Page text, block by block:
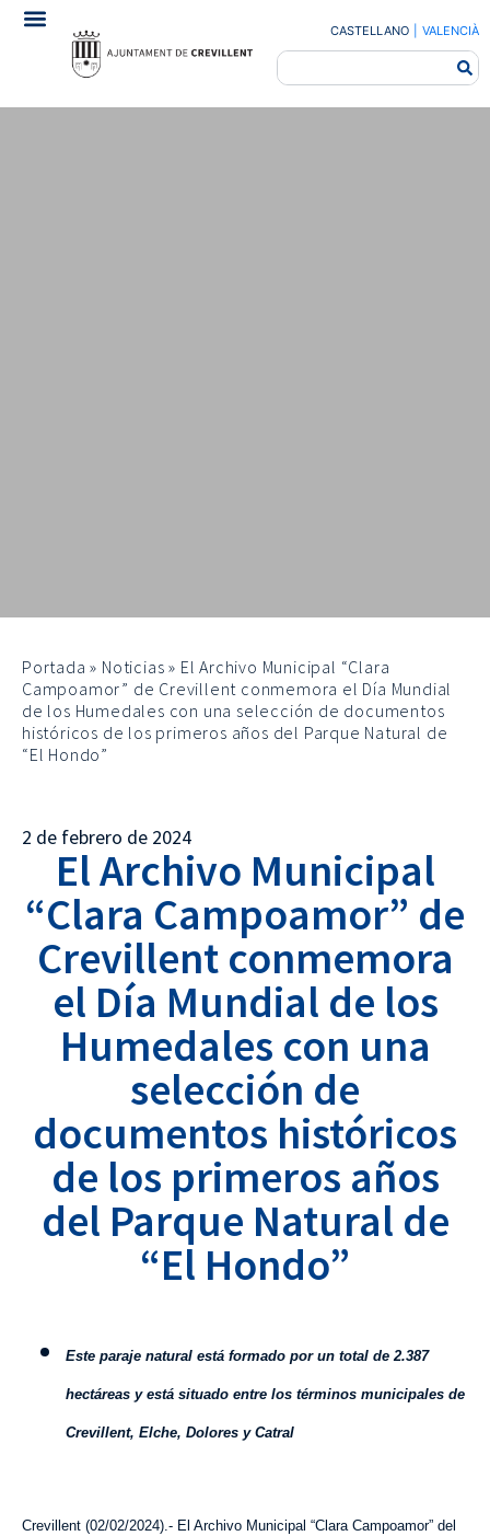
CASTELLANO VALENCIÀ
Portada » Noticias » El Archivo Municipal “Clara
Campoamor” de Crevillent conmemora el Día Mundial
de los Humedales con una selección de documentos
históricos de los primeros años del Parque Natural de
“El Hondo”
2 de febrero de 2024
El Archivo Municipal
“Clara Campoamor” de
Crevillent conmemora
el Día Mundial de los
Humedales con una
selección de
documentos históricos
de los primeros años
del Parque Natural de
“El Hondo”
Este paraje natural está formado por un total de 2.387
hectáreas y está situado entre los términos municipales de
Crevillent, Elche, Dolores y Catral
Crevillent (02/02/2024).- El Archivo Municipal “Clara Campoamor” del